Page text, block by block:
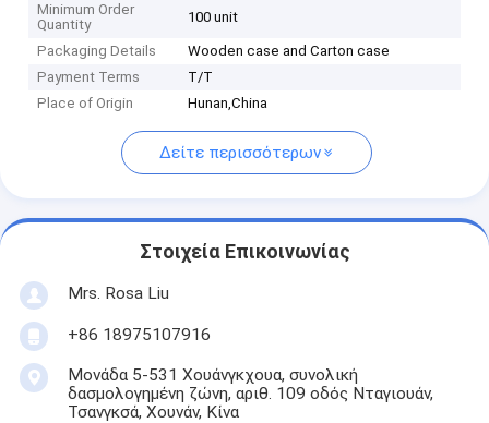
Minimum Order
Quantity
100 unit
Packaging Details
Wooden case and Carton case
Payment Terms
T/T
Place of Origin
Hunan,China
Δείτε περισσότερων
Στοιχεία Επικοινωνίας
Mrs. Rosa Liu
+86 18975107916
Μονάδα 5-531 Χουάνγκχουα, συνολική
δασμολογημένη ζώνη, αριθ. 109 οδός Νταγιουάν,
Τσανγκσά, Χουνάν, Κίνα